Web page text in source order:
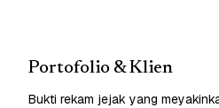
Portofolio & Klien
Bukti rekam jejak yang